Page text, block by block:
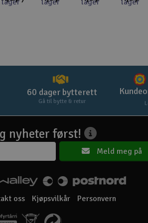
lager
lager
lager
lager
60 dager bytterett
Gå til bytte & retur
nyheter først!
Meld meg på
oss Kjøpsvilkår Personvern